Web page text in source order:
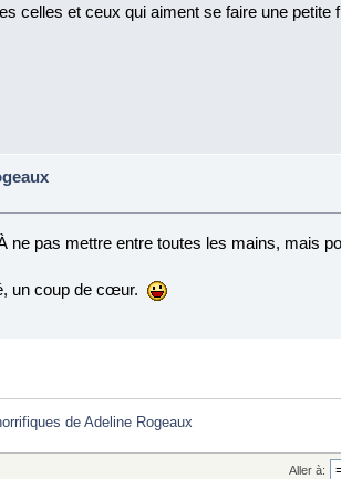
celles et ceux qui aiment se faire une petite
ne pas mettre entre toutes les mains, mais
un coup de cœur.
de Adeline Rogeaux
Aller à: